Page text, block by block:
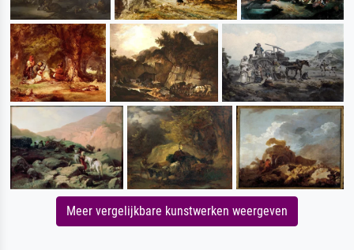
Meer vergelijkbare kunstwerken weergeven